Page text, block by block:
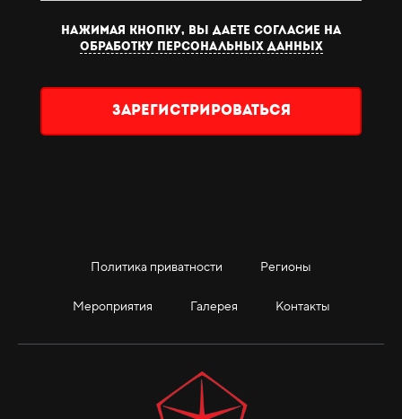
Нажимая кнопку, вы даете согласие на
обработку персональных данных
Зарегистрироваться
Политика приватности Регионы
Мероприятия Галерея Контакты